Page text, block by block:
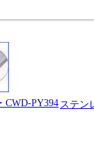
CWD-PY394 ステン